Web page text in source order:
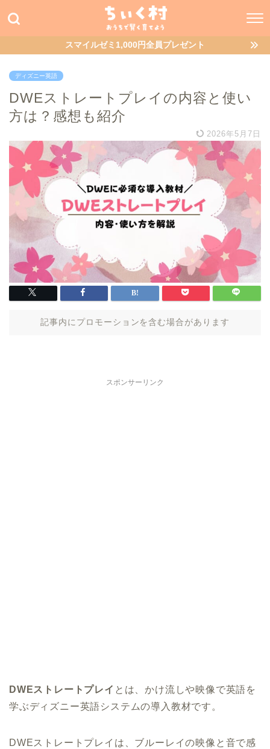
スマイルゼミ1,000円全員プレゼント
ディズニー英語
DWEストレートプレイの内容と使い
方は？感想も紹介
2026年5月7日
記事内にプロモーションを含む場合があります
スポンサーリンク
DWEストレートプレイ とは、かけ流しや映像で英語を
学ぶディズニー英語システムの導入教材です。
DWEストレートプレイは、ブルーレイの映像と音で感